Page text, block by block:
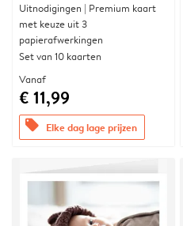
Uitnodigingen | Premium kaart
met keuze uit 3
papierafwerkingen
Set van 10 kaarten
Vanaf
€ 11,99
offers Elke dag lage prijzen